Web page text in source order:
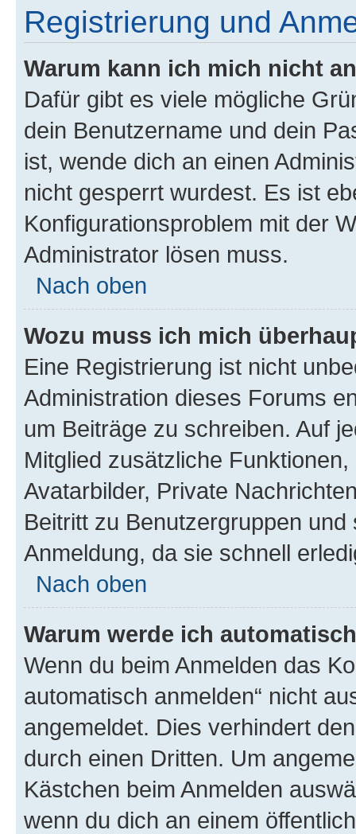
Registrierung und
Warum kann ich mich nicht
Dafür gibt es viele mögliche
dein Benutzername und dein
ist, wende dich an einen
nicht gesperrt wurdest. Es ist
Konfigurationsproblem mit der
Administrator lösen muss.
Nach oben
Wozu muss ich mich
Eine Registrierung ist nicht
Administration dieses Forums
um Beiträge zu schreiben. Auf
Mitglied zusätzliche
Avatarbilder, Private
Beitritt zu Benutzergruppen
Anmeldung, da sie schnell
Nach oben
Warum werde ich
Wenn du beim Anmelden das
automatisch anmelden“ nicht
angemeldet. Dies verhindert
durch einen Dritten. Um
Kästchen beim Anmelden
wenn du dich an einem